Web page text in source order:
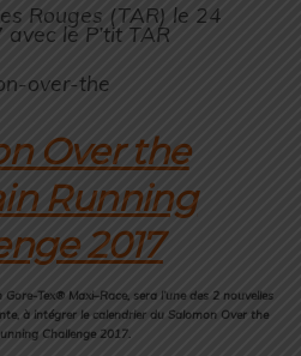
Rouges (TAR) le 24
le P’tit TAR
Over the
Running
2017
Gore-Tex® Maxi–Race, sera l’une des 2 nouvelles
à intégrer le calendrier du Salomon Over the
Challenge 2017.